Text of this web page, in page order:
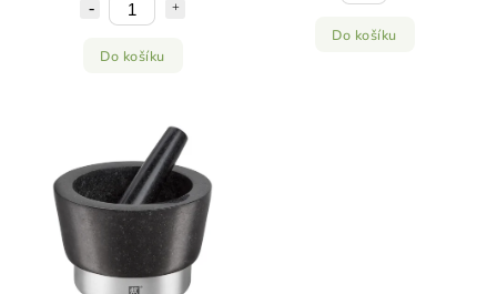
Do košíku
Do košíku